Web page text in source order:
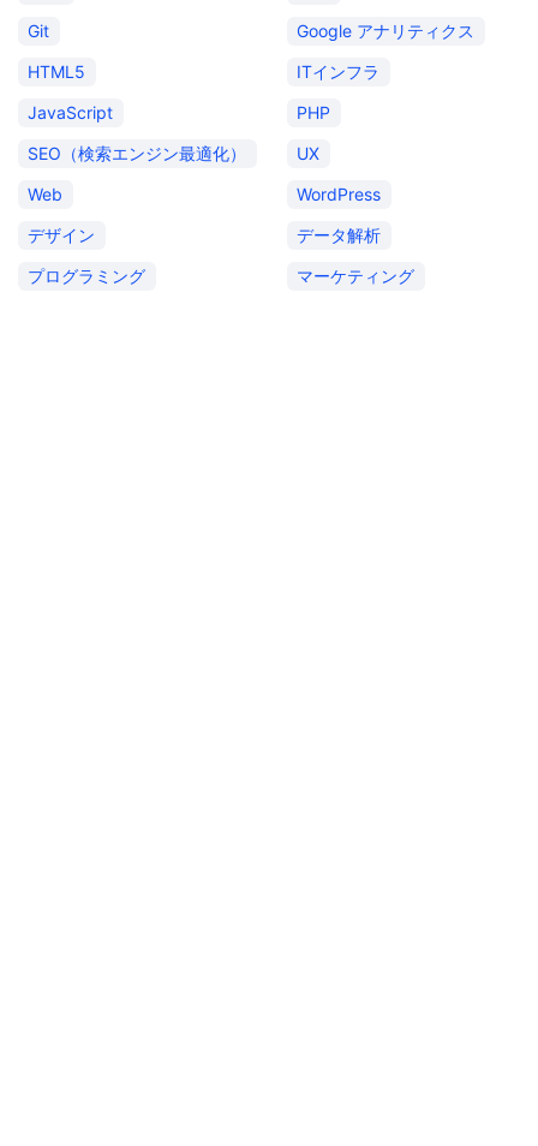
Git
Google アナリティクス
HTML5
ITインフラ
JavaScript
PHP
SEO（検索エンジン最適化）
UX
Web
WordPress
デザイン
データ解析
プログラミング
マーケティング